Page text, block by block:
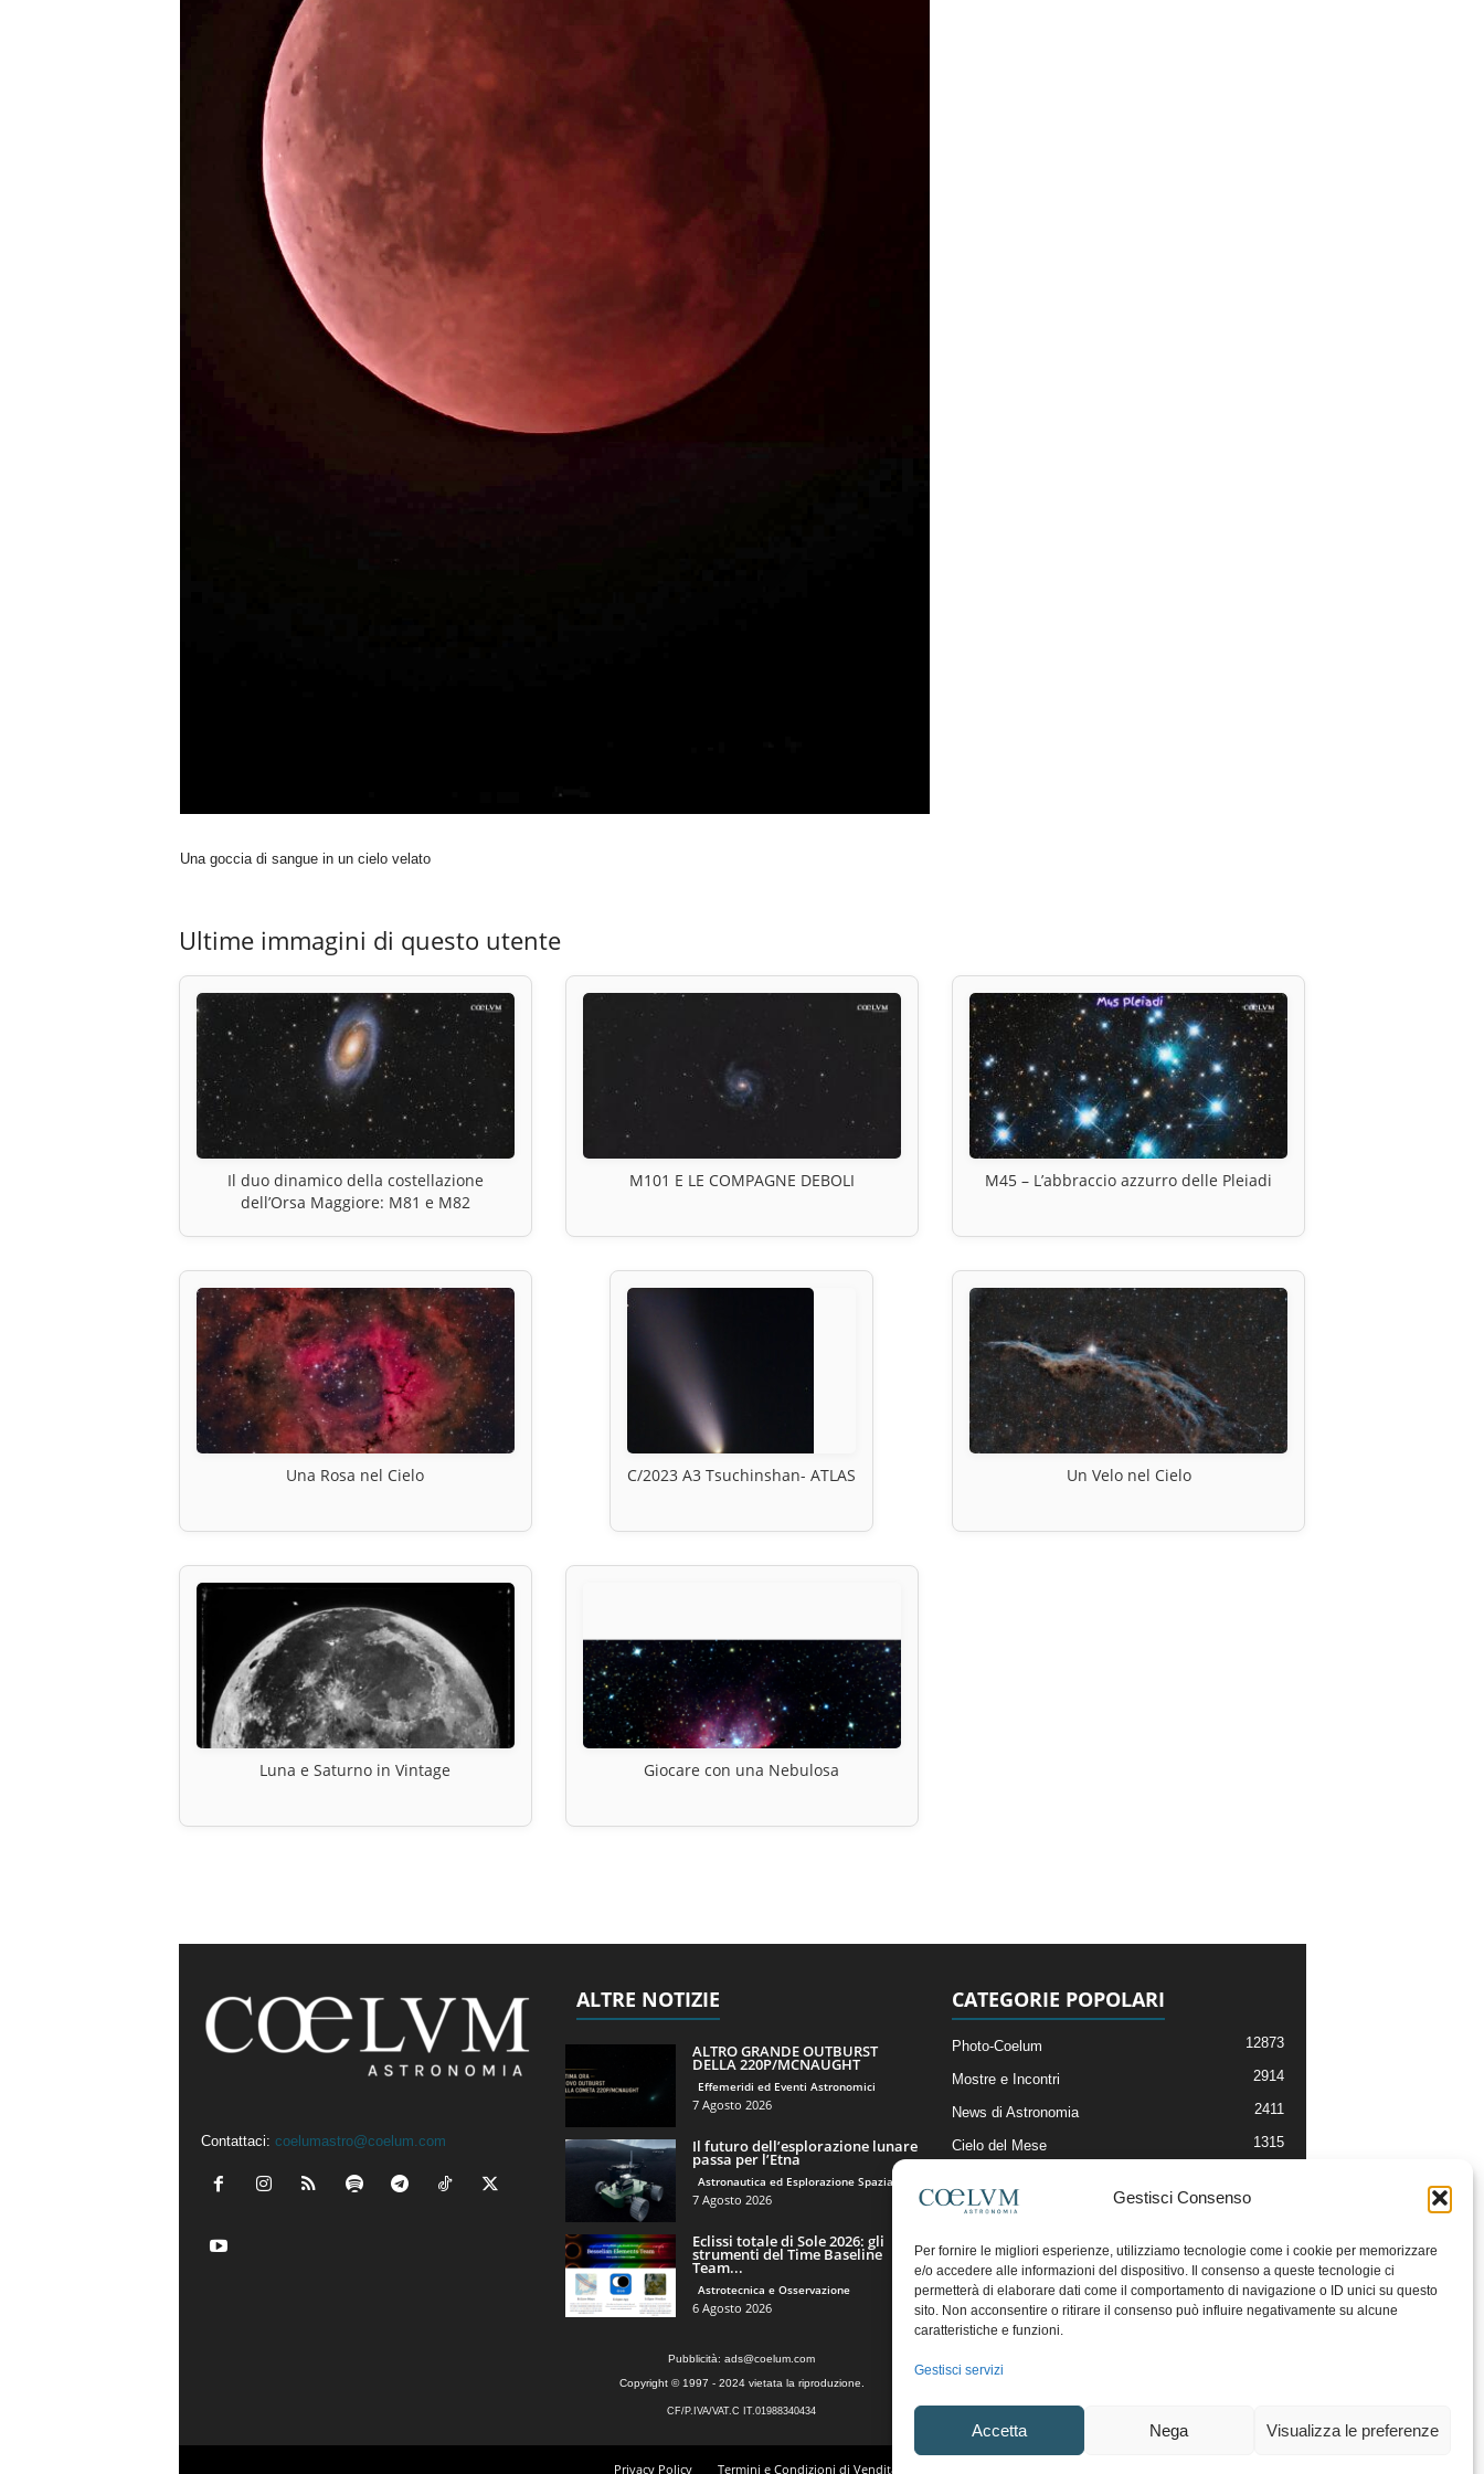
Gestisci Consenso
Per fornire le migliori esperienze, utilizziamo tecnologie come i cookie per memorizzare
e/o accedere alle informazioni del dispositivo. Il consenso a queste tecnologie ci
permetterà di elaborare dati come il comportamento di navigazione o ID unici su questo
sito. Non acconsentire o ritirare il consenso può influire negativamente su alcune
caratteristiche e funzioni.
Gestisci servizi
Accetta Nega Visualizza le preferenze
Una goccia di sangue in un cielo velato
Ultime immagini di questo utente
Il duo dinamico della costellazione
dell’Orsa Maggiore: M81 e M82
M101 E LE COMPAGNE DEBOLI M45 – L’abbraccio azzurro delle Pleiadi
Una Rosa nel Cielo C/2023 A3 Tsuchinshan- ATLAS Un Velo nel Cielo
Luna e Saturno in Vintage Giocare con una Nebulosa
Contattaci: coelumastro@coelum.com
ALTRE NOTIZIE
ALTRO GRANDE OUTBURST
DELLA 220P/MCNAUGHT
Effemeridi ed Eventi Astronomici
7 Agosto 2026
Il futuro dell’esplorazione lunare
passa per l’Etna
Astronautica ed Esplorazione Spaziale
7 Agosto 2026
Eclissi totale di Sole 2026: gli
strumenti del Time Baseline
Team...
Astrotecnica e Osservazione
6 Agosto 2026
CATEGORIE POPOLARI
Photo-Coelum 12873
Mostre e Incontri 2914
News di Astronomia 2411
Cielo del Mese 1315
Articoli e Risorse On-Line
Il Blog della Redazione
Pubblicità: ads@coelum.com
Copyright © 1997 - 2024 vietata la riproduzione.
CF/P.IVA/VAT.C IT.01988340434
Privacy Policy Termini e Condizioni di Vendita